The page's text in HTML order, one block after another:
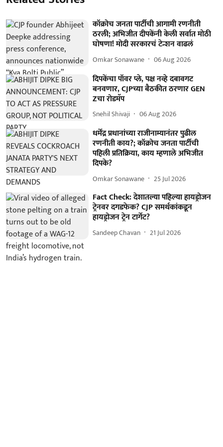
कॉक्रोच जनता पार्टीची आगामी रणनीती
ठरली; अभिजीत दीपकेंनी केली सर्वात मोठी
घोषणा! मोदी सरकारचं टेन्शन वाढलं
Omkar Sonawane 06 Aug 2026
दिपकेंचा पॉवर प्ले, पक्ष नव्हे दबावगट
बनवणार, CJPच्या बैठकीत ठरणार GEN
Zचा रोडमॅप
Snehil Shivaji 06 Aug 2026
धर्मेंद्र प्रधानांच्या राजीनाम्यानंतर पुढील
रणनीती काय?; कॉक्रोच जनता पार्टीची
पहिली प्रतिक्रिया, काय म्हणाले अभिजीत
दिपके?
Omkar Sonawane 25 Jul 2026
Fact Check: देशातल्या पहिल्या हायड्रोजन
ट्रेनवर दगडफेक? CJP समर्थकांकडून
हायड्रोजन ट्रेन टार्गेट?
Sandeep Chavan 21 Jul 2026